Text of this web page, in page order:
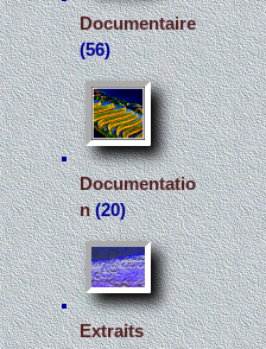
Documentaire
(56)
Documentatio
n(20)
Extraits